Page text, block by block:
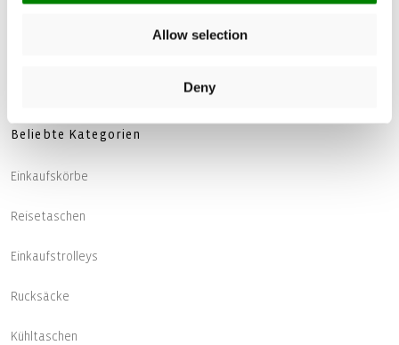
Allow selection
Deny
Beliebte Kategorien
Einkaufskörbe
Reisetaschen
Einkaufstrolleys
Rucksäcke
Kühltaschen